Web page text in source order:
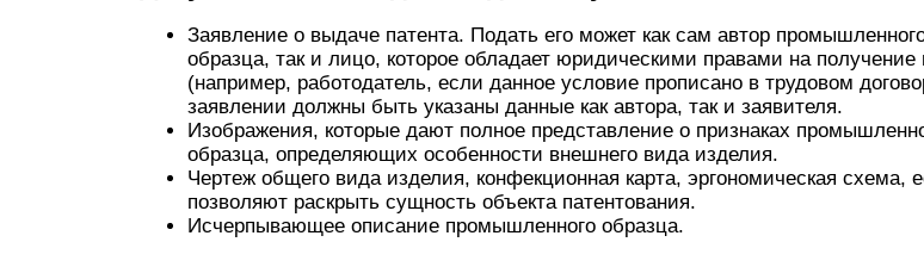
Заявление о выдаче патента. Подать его может как сам автор
образца, так и лицо, которое обладает юридическими правами на получение
(например, работодатель, если данное условие прописано в трудовом
заявлении должны быть указаны данные как автора, так и заявителя.
Изображения, которые дают полное представление о признаках
образца, определяющих особенности внешнего вида изделия.
Чертеж общего вида изделия, конфекционная карта, эргономическая схема,
позволяют раскрыть сущность объекта патентования.
Исчерпывающее описание промышленного образца.